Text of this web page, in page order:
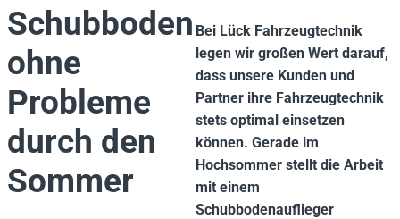
Schubboden
ohne
Probleme
durch den
Sommer
Bei Lück Fahrzeugtechnik
legen wir großen Wert darauf,
dass unsere Kunden und
Partner ihre Fahrzeugtechnik
stets optimal einsetzen
können. Gerade im
Hochsommer stellt die Arbeit
mit einem
Schubbodenauflieger